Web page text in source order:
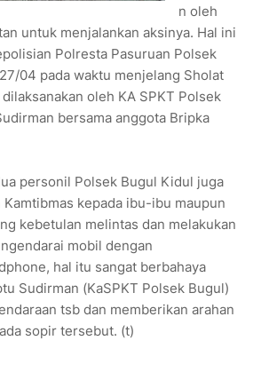
n oleh
untuk menjalankan aksinya. Hal ini
Polresta Pasuruan Polsek
04 pada waktu menjelang Sholat
oleh KA SPKT Polsek
bersama anggota Bripka
personil Polsek Bugul Kidul juga
kepada ibu-ibu maupun
kebetulan melintas dan melakukan
mobil dengan
hal itu sangat berbahaya
Sudirman (KaSPKT Polsek Bugul)
tsb dan memberikan arahan
sopir tersebut. (t)